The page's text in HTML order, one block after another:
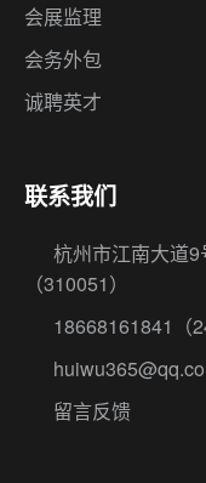
会展监理
会务外包
诚聘英才
联系我们
杭州市江南大道
（310051）
18668161841
留言反馈